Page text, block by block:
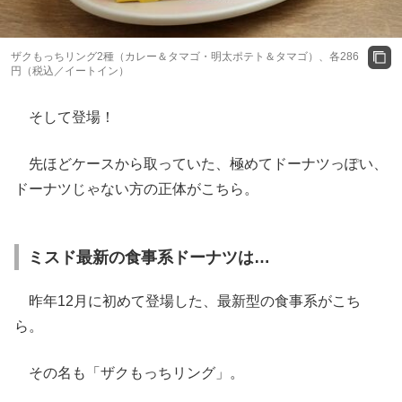
ザクもっちリング2種（カレー＆タマゴ・明太ポテト＆タマゴ）、各286
円（税込／イートイン）
そして登場！
先ほどケースから取っていた、極めてドーナツっぽい、
ドーナツじゃない方の正体がこちら。
ミスド最新の食事系ドーナツは…
昨年12月に初めて登場した、最新型の食事系がこち
ら。
その名も「ザクもっちリング」。